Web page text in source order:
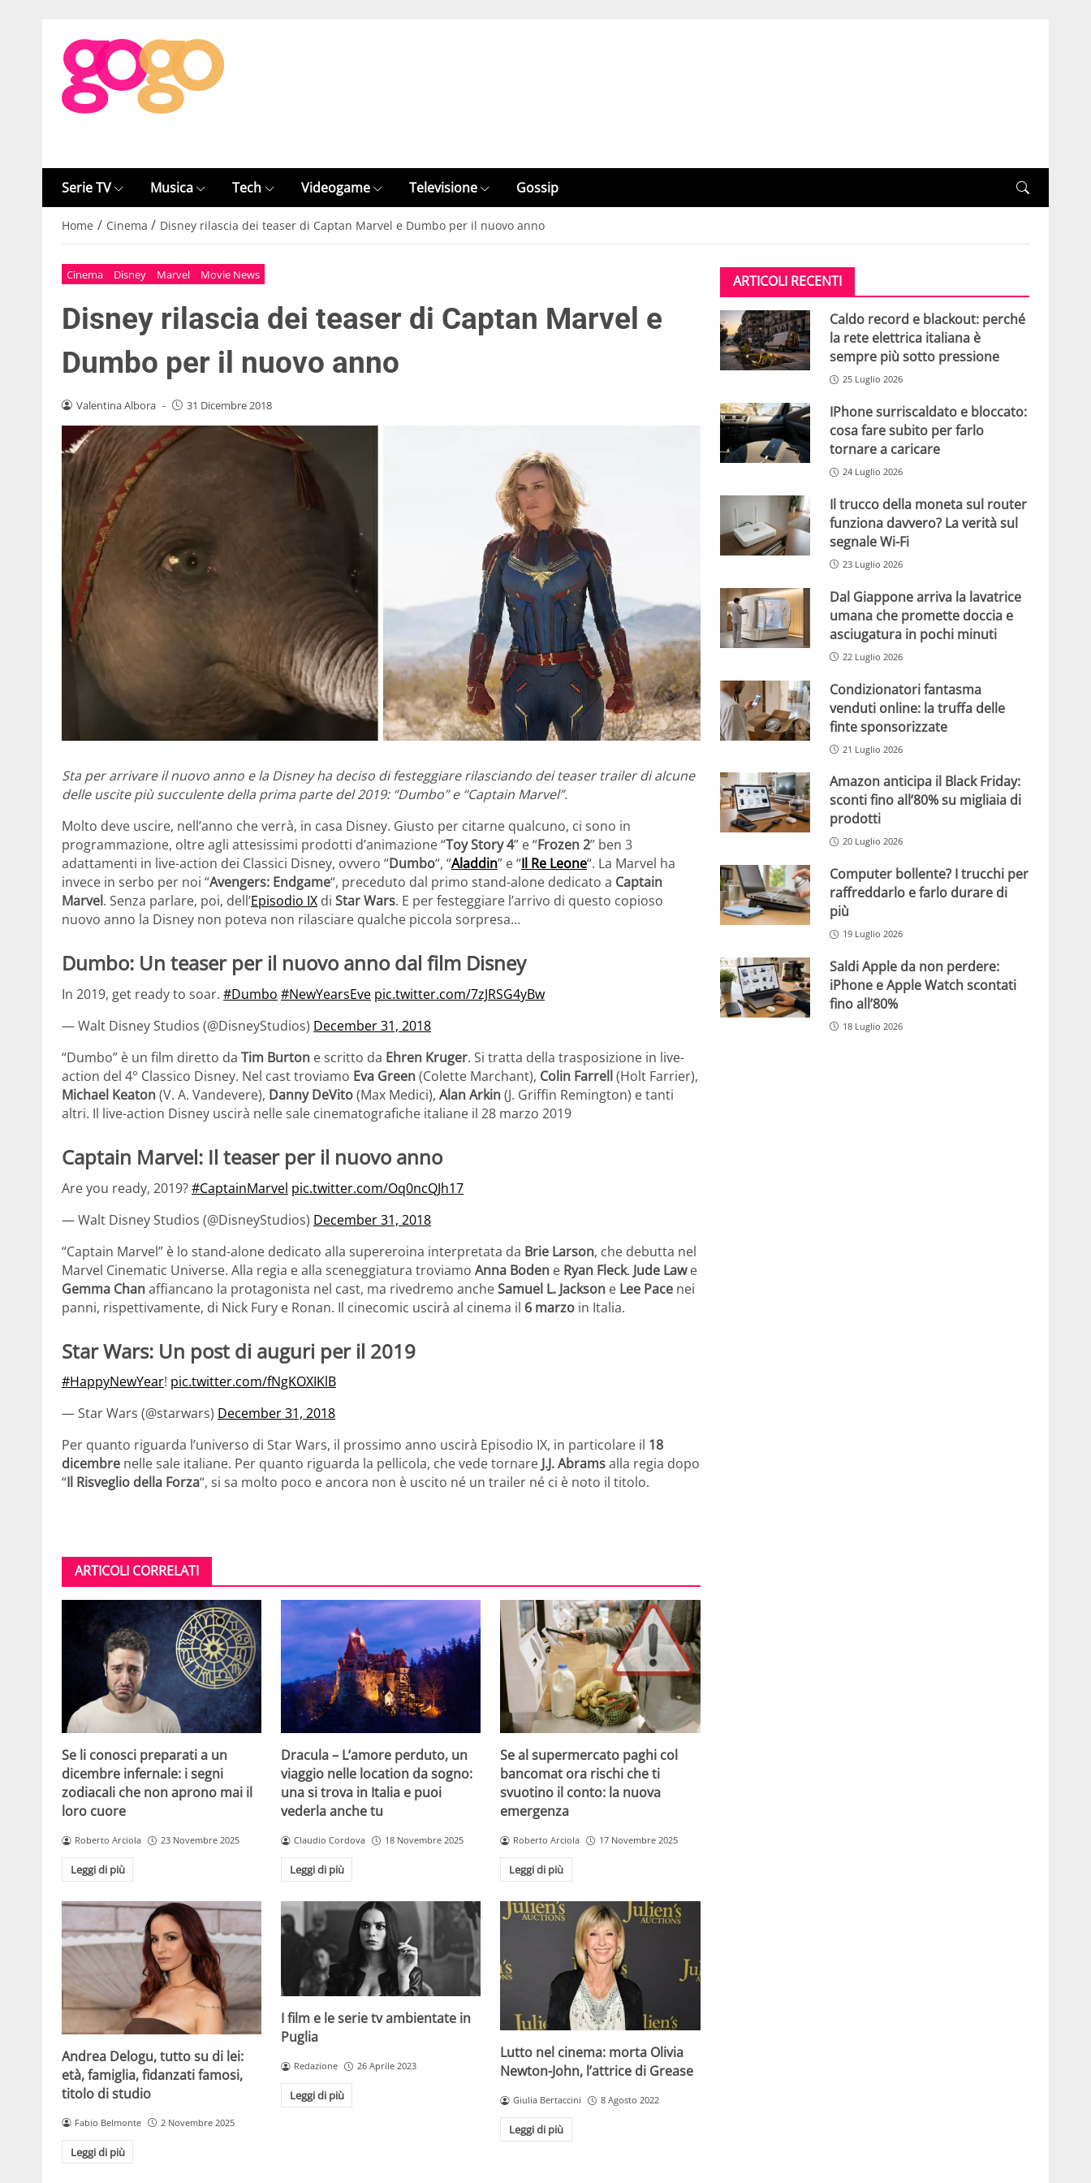
Serie TV Musica Tech Videogame Televisione Gossip
Home / Cinema / Disney rilascia dei teaser di Captan Marvel e Dumbo per il nuovo anno
Cinema Disney Marvel Movie News
Disney rilascia dei teaser di Captan Marvel e
Dumbo per il nuovo anno
Valentina Albora - 31 Dicembre 2018
Sta per arrivare il nuovo anno e la Disney ha deciso di festeggiare rilasciando dei teaser trailer di alcune
delle uscite più succulente della prima parte del 2019: “Dumbo” e “Captain Marvel”.
Molto deve uscire, nell’anno che verrà, in casa Disney. Giusto per citarne qualcuno, ci sono in
programmazione, oltre agli attesissimi prodotti d’animazione “Toy Story 4” e “Frozen 2” ben 3
adattamenti in live-action dei Classici Disney, ovvero “Dumbo“, “Aladdin” e “Il Re Leone“. La Marvel ha
invece in serbo per noi “Avengers: Endgame“, preceduto dal primo stand-alone dedicato a Captain
Marvel. Senza parlare, poi, dell’Episodio IX di Star Wars. E per festeggiare l’arrivo di questo copioso
nuovo anno la Disney non poteva non rilasciare qualche piccola sorpresa…
Dumbo: Un teaser per il nuovo anno dal film Disney
In 2019, get ready to soar. #Dumbo #NewYearsEve pic.twitter.com/7zJRSG4yBw
— Walt Disney Studios (@DisneyStudios) December 31, 2018
“Dumbo” è un film diretto da Tim Burton e scritto da Ehren Kruger. Si tratta della trasposizione in live-
action del 4° Classico Disney. Nel cast troviamo Eva Green(Colette Marchant), Colin Farrell (Holt Farrier),
Michael Keaton(V. A. Vandevere), Danny DeVito(Max Medici), Alan Arkin(J. Griffin Remington) e tanti
altri. Il live-action Disney uscirà nelle sale cinematografiche italiane il 28 marzo 2019
Captain Marvel: Il teaser per il nuovo anno
Are you ready, 2019?#CaptainMarvel pic.twitter.com/Oq0ncQJh17
— Walt Disney Studios (@DisneyStudios) December 31, 2018
“Captain Marvel” è lo stand-alone dedicato alla supereroina interpretata da Brie Larson, che debutta nel
Marvel Cinematic Universe. Alla regia e alla sceneggiatura troviamo Anna Boden e Ryan Fleck. Jude Lawe
Gemma Chanaffiancano la protagonista nel cast, ma rivedremo ancheSamuel L. Jackson e Lee Pace nei
panni, rispettivamente, di Nick Fury e Ronan. Il cinecomic uscirà al cinema il 6 marzo in Italia.
Star Wars: Un post di auguri per il 2019
#HappyNewYear! pic.twitter.com/fNgKOXIKlB
— Star Wars (@starwars) December 31, 2018
Per quanto riguarda l’universo di Star Wars, il prossimo anno uscirà Episodio IX, in particolare il 18
dicembre nelle sale italiane. Per quanto riguarda la pellicola, che vede tornare J.J. Abramsalla regia dopo
“Il Risveglio della Forza“, si sa molto poco e ancora non è uscito né un trailer né ci è noto il titolo.
ARTICOLI CORRELATI
Se li conosci preparati a un
dicembre infernale: i segni
zodiacali che non aprono mai il
loro cuore
Roberto Arciola 23 Novembre 2025
Leggi di più
Dracula – L’amore perduto, un
viaggio nelle location da sogno:
una si trova in Italia e puoi
vederla anche tu
Claudio Cordova 18 Novembre 2025
Leggi di più
Se al supermercato paghi col
bancomat ora rischi che ti
svuotino il conto: la nuova
emergenza
Roberto Arciola 17 Novembre 2025
Leggi di più
Andrea Delogu, tutto su di lei:
età, famiglia, fidanzati famosi,
titolo di studio
Fabio Belmonte 2 Novembre 2025
Leggi di più
I film e le serie tv ambientate in
Puglia
Redazione 26 Aprile 2023
Leggi di più
Lutto nel cinema: morta Olivia
Newton-John, l’attrice di Grease
Giulia Bertaccini 8 Agosto 2022
Leggi di più
ARTICOLI RECENTI
Caldo record e blackout: perché
la rete elettrica italiana è
sempre più sotto pressione
25 Luglio 2026
IPhone surriscaldato e bloccato:
cosa fare subito per farlo
tornare a caricare
24 Luglio 2026
Il trucco della moneta sul router
funziona davvero? La verità sul
segnale Wi-Fi
23 Luglio 2026
Dal Giappone arriva la lavatrice
umana che promette doccia e
asciugatura in pochi minuti
22 Luglio 2026
Condizionatori fantasma
venduti online: la truffa delle
finte sponsorizzate
21 Luglio 2026
Amazon anticipa il Black Friday:
sconti fino all’80% su migliaia di
prodotti
20 Luglio 2026
Computer bollente? I trucchi per
raffreddarlo e farlo durare di
più
19 Luglio 2026
Saldi Apple da non perdere:
iPhone e Apple Watch scontati
fino all’80%
18 Luglio 2026